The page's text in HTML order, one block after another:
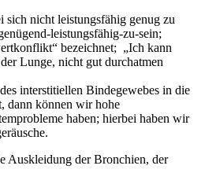
nicht leistungsfähig genug zu
leistungsfähig-zu-sein;
bezeichnet; „Ich kann
Lunge, nicht gut durchatmen
interstitiellen Bindegewebes in die
dann können wir hohe
haben; hierbei haben wir
Auskleidung der Bronchien, der